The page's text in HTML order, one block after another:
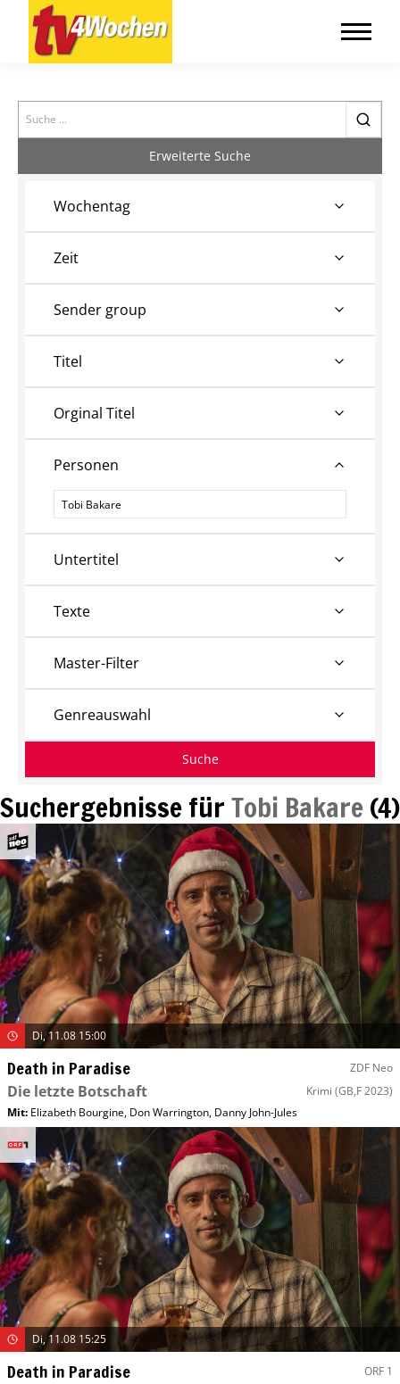
Search
Suchergebnisse fürTobi Bakare(4)
Di, 11.08 15:00
Death in Paradise ZDF Neo
Die letzte Botschaft Krimi (GB,F 2023)
Mit: Elizabeth Bourgine, Don Warrington, Danny John-Jules
Di, 11.08 15:25
Death in Paradise ORF 1
Erweiterte Suche
Wochentag
Zeit
Sender group
Titel
Orginal Titel
Personen
Personen
Untertitel
Texte
Master-Filter
Genreauswahl
Suche